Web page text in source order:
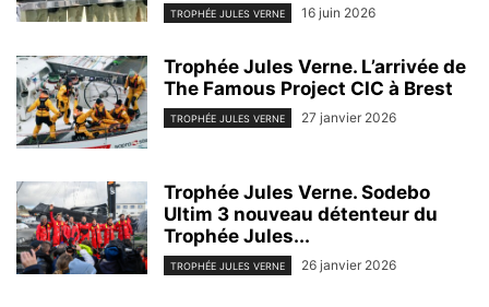
TROPHÉE JULES VERNE 16 juin 2026
Trophée Jules Verne. L’arrivée de
The Famous Project CIC à Brest
TROPHÉE JULES VERNE 27 janvier 2026
Trophée Jules Verne. Sodebo
Ultim 3 nouveau détenteur du
Trophée Jules...
TROPHÉE JULES VERNE 26 janvier 2026